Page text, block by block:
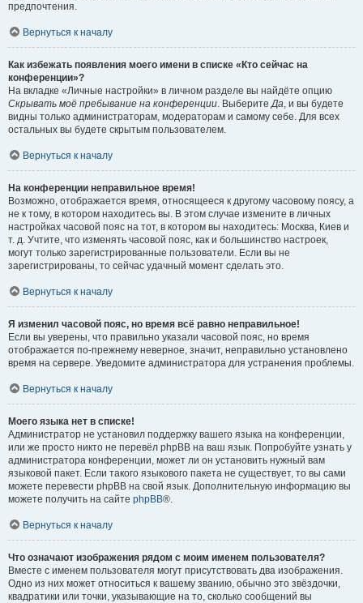
предпочтения.
Вернуться к началу
Как избежать появления моего имени в списке «Кто сейчас на
конференции»?
На вкладке «Личные настройки» в личном разделе вы найдёте опцию
Скрывать моё пребывание на конференции. ВыберитеДа, и вы будете
видны только администраторам, модераторам и самому себе. Для всех
остальных вы будете скрытым пользователем.
Вернуться к началу
На конференции неправильное время!
Возможно, отображается время, относящееся к другому часовому поясу, а
не к тому, в котором находитесь вы. В этом случае измените в личных
настройках часовой пояс на тот, в котором вы находитесь: Москва, Киев и
т. д. Учтите, что изменять часовой пояс, как и большинство настроек,
могут только зарегистрированные пользователи. Если вы не
зарегистрированы, то сейчас удачный момент сделать это.
Вернуться к началу
Я изменил часовой пояс, но время всё равно неправильное!
Если вы уверены, что правильно указали часовой пояс, но время
отображается по-прежнему неверное, значит, неправильно установлено
время на сервере. Уведомите администратора для устранения проблемы.
Вернуться к началу
Моего языка нет в списке!
Администратор не установил поддержку вашего языка на конференции,
или же просто никто не перевёл phpBB на ваш язык. Попробуйте узнать у
администратора конференции, может ли он установить нужный вам
языковой пакет. Если такого языкового пакета не существует, то вы сами
можете перевести phpBB на свой язык. Дополнительную информацию вы
можете получить на сайте phpBB®.
Вернуться к началу
Что означают изображения рядом с моим именем пользователя?
Вместе с именем пользователя могут присутствовать два изображения.
Одно из них может относиться к вашему званию, обычно это звёздочки,
квадратики или точки, указывающие на то, сколько сообщений вы